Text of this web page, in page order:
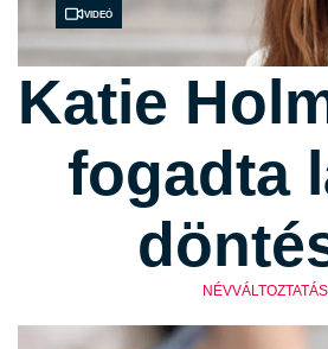
Videó
Katie
fogadta
NÉVVÁLTOZTATÁS